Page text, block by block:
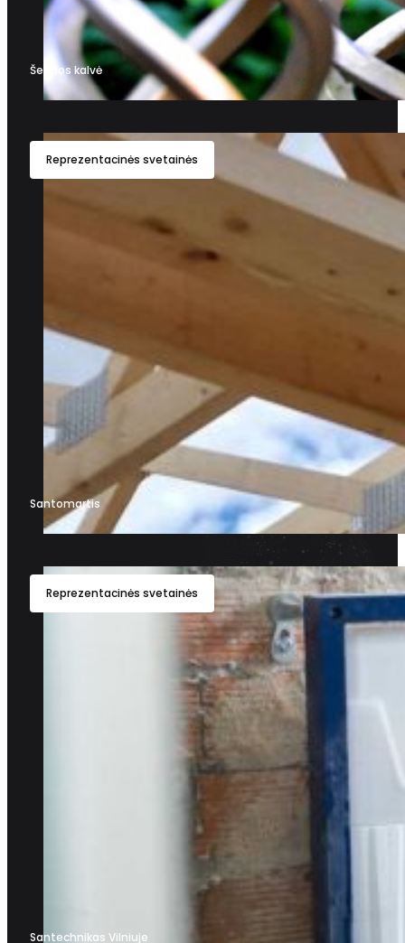
Šeimos kalvė
Reprezentacinės svetainės
Santomartis
Reprezentacinės svetainės
Santechnikas Vilniuje